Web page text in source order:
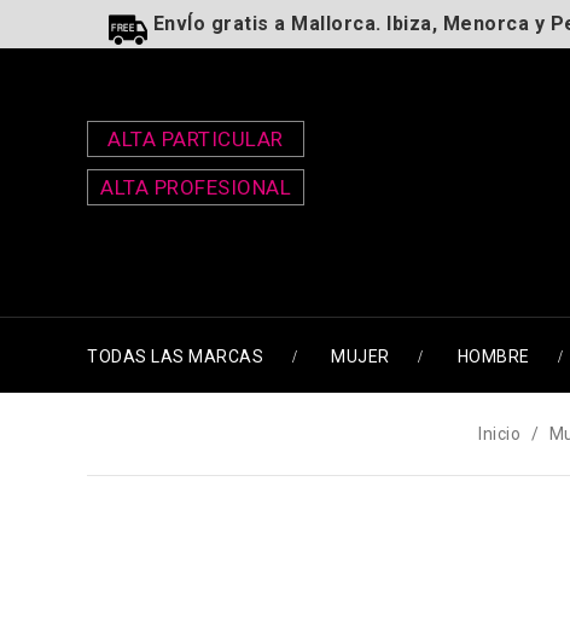
EnvÍo gratis a Mallorca. Ibiza, Menorca y
ALTA PARTICULAR
ALTA PROFESIONAL
TODAS LAS MARCAS MUJER HOMBRE
Inicio